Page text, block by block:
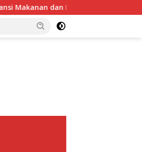
Miliar Sekretariat Daerah Kota